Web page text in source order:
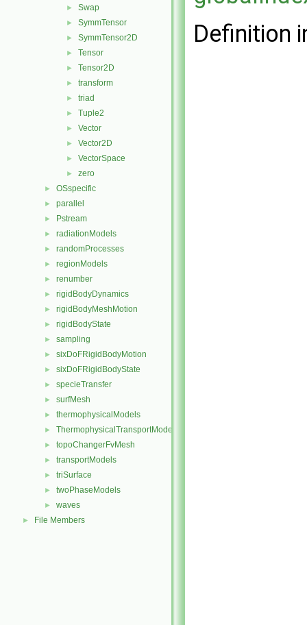
► Swap
► SymmTensor
► SymmTensor2D
► Tensor
► Tensor2D
► transform
► triad
► Tuple2
► Vector
► Vector2D
► VectorSpace
► zero
► OSspecific
► parallel
► Pstream
► radiationModels
► randomProcesses
► regionModels
► renumber
► rigidBodyDynamics
► rigidBodyMeshMotion
► rigidBodyState
► sampling
► sixDoFRigidBodyMotion
► sixDoFRigidBodyState
► specieTransfer
► surfMesh
► thermophysicalModels
► ThermophysicalTransportModels
► topoChangerFvMesh
► transportModels
► triSurface
► twoPhaseModels
► waves
► File Members
Definition